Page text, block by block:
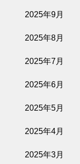
2025年9月
2025年8月
2025年7月
2025年6月
2025年5月
2025年4月
2025年3月